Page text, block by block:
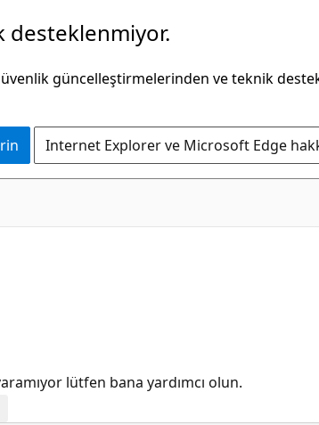
desteklenmiyor.
güncelleştirmelerinden ve teknik
Internet Explorer ve Microsoft Edge
lütfen bana yardımcı olun.